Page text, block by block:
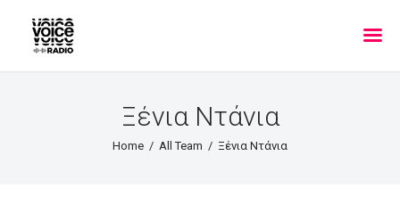
Ξένια Ντάνια
Home All Team Ξένια Ντάνια